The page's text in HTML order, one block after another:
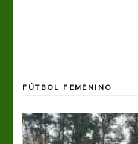
FÚTBOL FEMENINO